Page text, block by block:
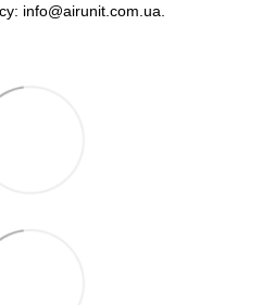
info@airunit.com.ua.